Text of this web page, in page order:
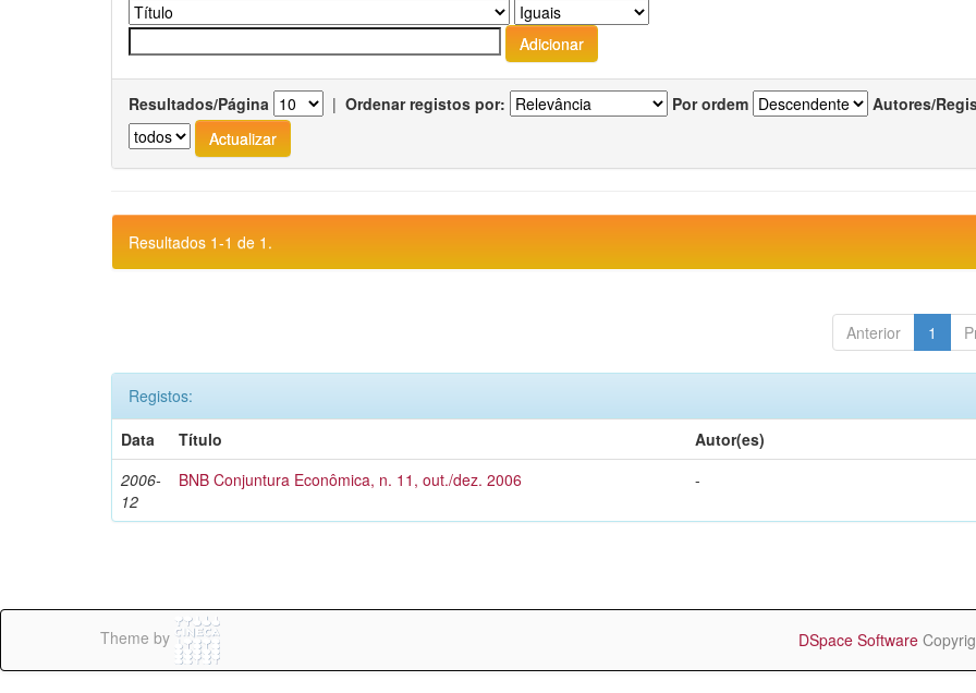
Resultados/Página | Ordenar registos por: Por ordem Autores/
Resultados 1-1 de 1.
Anterior 1
Registos:
Data
Título
Autor(es)
2006-
12
BNB Conjuntura Econômica, n. 11, out./dez. 2006 -
Theme by DSpace Software